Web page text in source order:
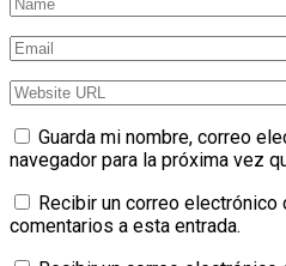
Guarda mi nombre, correo
navegador para la próxima vez
Recibir un correo
comentarios a esta entrada.